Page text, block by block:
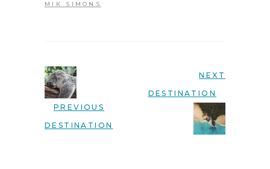
MIK SIMONS
PREVIOUS
DESTINATION
NEXT
DESTINATION